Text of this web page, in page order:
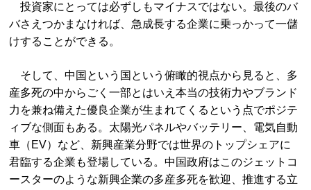
投資家にとっては必ずしもマイナスではない。最後のバ
バさえつかまなければ、急成長する企業に乗っかって一儲
けすることができる。
そして、中国という国という俯瞰的視点から見ると、多
産多死の中からごく一部とはいえ本当の技術力やブランド
力を兼ね備えた優良企業が生まれてくるという点でポジテ
ィブな側面もある。太陽光パネルやバッテリー、電気自動
車（EV）など、新興産業分野では世界のトップシェアに
君臨する企業も登場している。中国政府はこのジェットコ
ースターのような新興企業の多産多死を歓迎、推進する立